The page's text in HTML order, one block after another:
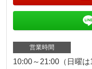
営業時間
10:00～21:00（日曜は